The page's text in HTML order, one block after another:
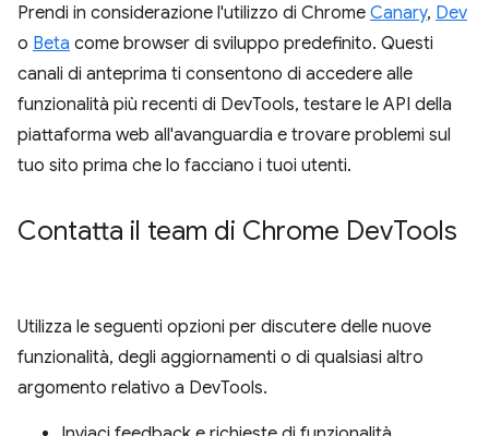
Prendi in considerazione l'utilizzo di Chrome Canary, Dev
o Beta come browser di sviluppo predefinito. Questi
canali di anteprima ti consentono di accedere alle
funzionalità più recenti di DevTools, testare le API della
piattaforma web all'avanguardia e trovare problemi sul
tuo sito prima che lo facciano i tuoi utenti.
Contatta il team di Chrome DevTools
Utilizza le seguenti opzioni per discutere delle nuove
funzionalità, degli aggiornamenti o di qualsiasi altro
argomento relativo a DevTools.